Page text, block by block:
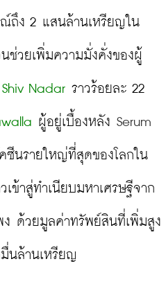
ณ์ถึง 2 แสนล้านเหรียญใน
วยเพิ่มความมั่งคั่งของผู้
Shiv Nadar ราวร้อยละ 22
ผู้อยู่เบื้องหลัง Serum
ซีนรายใหญ่ที่สุดของโลกใน
ข้าสู่ทำเนียบมหาเศรษฐีจาก
ง ด้วยมูลค่าทรัพย์สินที่เพิ่มสูง
นล้านเหรียญ